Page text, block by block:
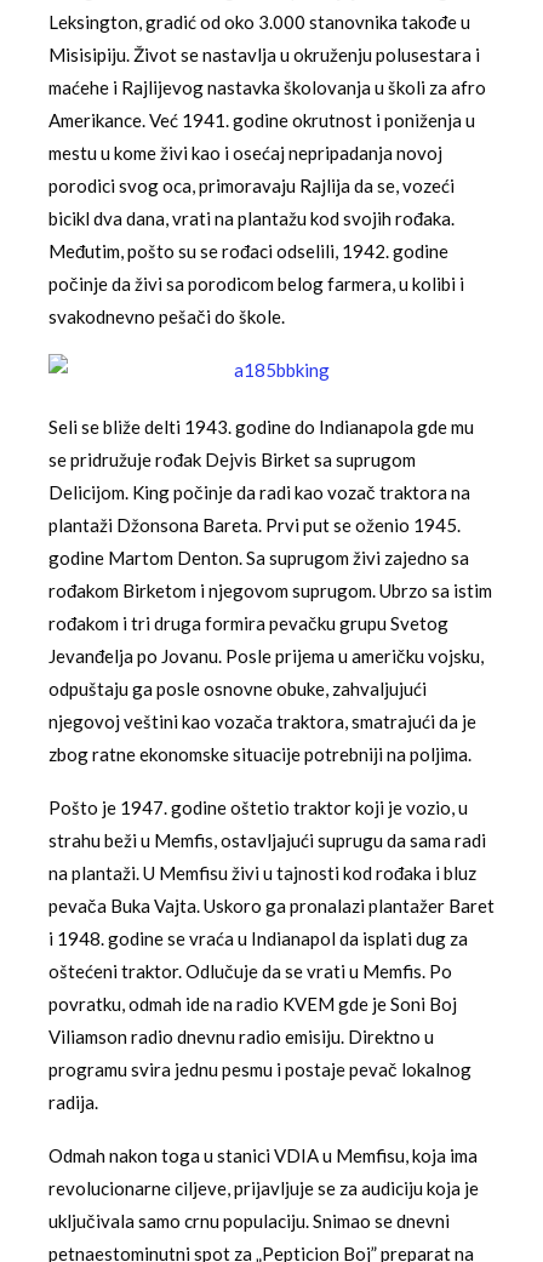
Leksington, gradić od oko 3.000 stanovnika takođe u
Misisipiju. Život se nastavlja u okruženju polusestara i
maćehe i Rajlijevog nastavka školovanja u školi za afro
Amerikance. Već 1941. godine okrutnost i poniženja u
mestu u kome živi kao i osećaj nepripadanja novoj
porodici svog oca, primoravaju Rajlija da se, vozeći
bicikl dva dana, vrati na plantažu kod svojih rođaka.
Međutim, pošto su se rođaci odselili, 1942. godine
počinje da živi sa porodicom belog farmera, u kolibi i
svakodnevno pešači do škole.
Seli se bliže delti 1943. godine do Indianapola gde mu
se pridružuje rođak Dejvis Birket sa suprugom
Delicijom. King počinje da radi kao vozač traktora na
plantaži Džonsona Bareta. Prvi put se oženio 1945.
godine Martom Denton. Sa suprugom živi zajedno sa
rođakom Birketom i njegovom suprugom. Ubrzo sa istim
rođakom i tri druga formira pevačku grupu Svetog
Jevanđelja po Jovanu. Posle prijema u američku vojsku,
odpuštaju ga posle osnovne obuke, zahvaljujući
njegovoj veštini kao vozača traktora, smatrajući da je
zbog ratne ekonomske situacije potrebniji na poljima.
Pošto je 1947. godine oštetio traktor koji je vozio, u
strahu beži u Memfis, ostavljajući suprugu da sama radi
na plantaži. U Memfisu živi u tajnosti kod rođaka i bluz
pevača Buka Vajta. Uskoro ga pronalazi plantažer Baret
i 1948. godine se vraća u Indianapol da isplati dug za
oštećeni traktor. Odlučuje da se vrati u Memfis. Po
povratku, odmah ide na radio KVEM gde je Soni Boj
Viliamson radio dnevnu radio emisiju. Direktno u
programu svira jednu pesmu i postaje pevač lokalnog
radija.
Odmah nakon toga u stanici VDIA u Memfisu, koja ima
revolucionarne ciljeve, prijavljuje se za audiciju koja je
uključivala samo crnu populaciju. Snimao se dnevni
petnaestominutni spot za „Pepticion Boj” preparat na